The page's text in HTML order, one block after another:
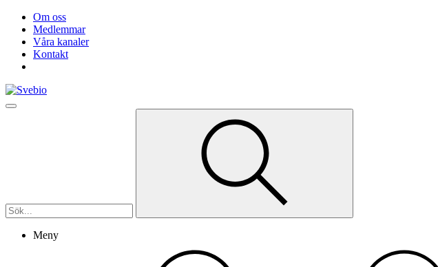
Om oss
Medlemmar
Våra kanaler
Kontakt
Meny